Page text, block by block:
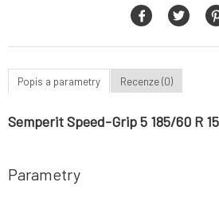
Popis a parametry Recenze (0)
Semperit Speed-Grip 5 185/60 R
Parametry